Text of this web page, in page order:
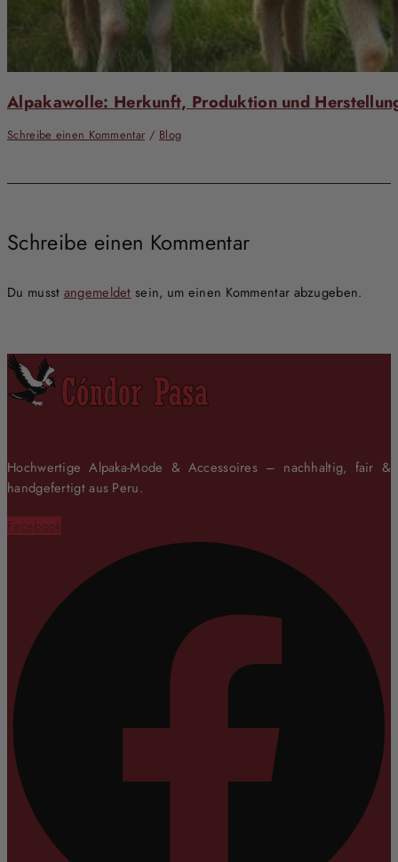
Alpakawolle: Herkunft, Produktion und
Schreibe einen Kommentar / Blog
Schreibe einen Kommentar
Du musst angemeldet sein, um einen Kommentar abzugeben.
Hochwertige Alpaka-Mode & Accessoires – nachhaltig, fair &
handgefertigt aus Peru.
Facebook